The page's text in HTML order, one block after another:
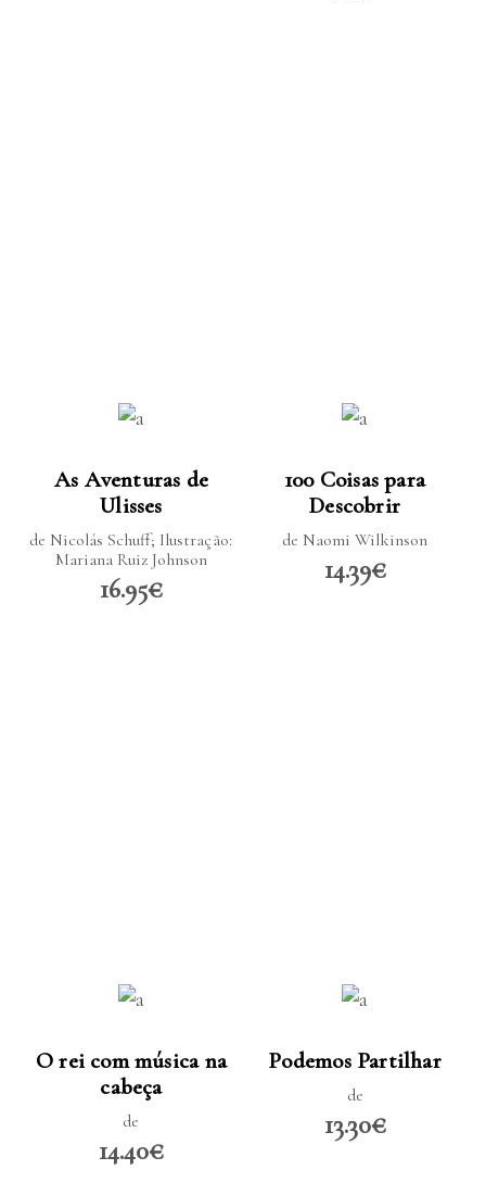
As Aventuras de
Ulisses
de Nicolás Schuff; Ilustração:
Mariana Ruiz Johnson
16.95€
100 Coisas para
Descobrir
de Naomi Wilkinson
14.39€
O rei com música na
cabeça
de
14.40€
Podemos Partilhar
de
13.30€